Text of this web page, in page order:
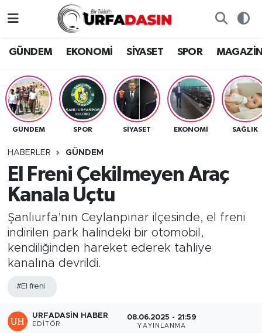
GÜNDEM EKONOMİ SİYASET SPOR
GÜNDEM SPOR SİYASET EKONOMİ SAĞLIK
HABERLER GÜNDEM
El Freni Çekilmeyen Araç
Kanala Uçtu
Şanlıurfa’nın Ceylanpınar ilçesinde, el freni
indirilen park halindeki bir otomobil,
kendiliğinden hareket ederek tahliye
kanalına devrildi.
#El freni
URFADASIN HABER
EDITÖR
08.06.2025 - 21:59
YAYINLANMA
EKONOMİ
SİYASET
SPOR
MAGAZİN
SAĞLIK
TEKNOLOJİ
OTOMOBİL
Gizlilik ve Güvenlik Politikası
İletişim
Nöbetçi Eczaneler
Hava Durumu
Namaz Vakitleri
Trafik Durumu
Süper Lig Puan Durumu ve Fikstür
Tüm Manşetler
Son Dakika Haberleri
Haber Arşivi